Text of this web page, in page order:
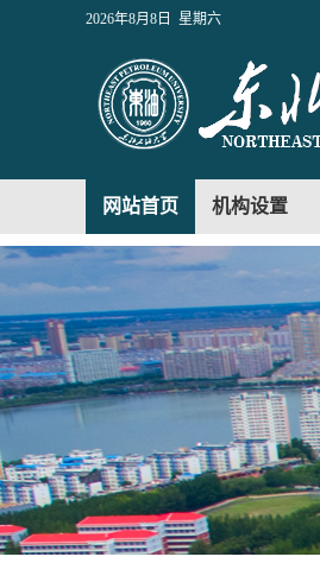
2026年8月8日 星期六
网站首页 机构设置